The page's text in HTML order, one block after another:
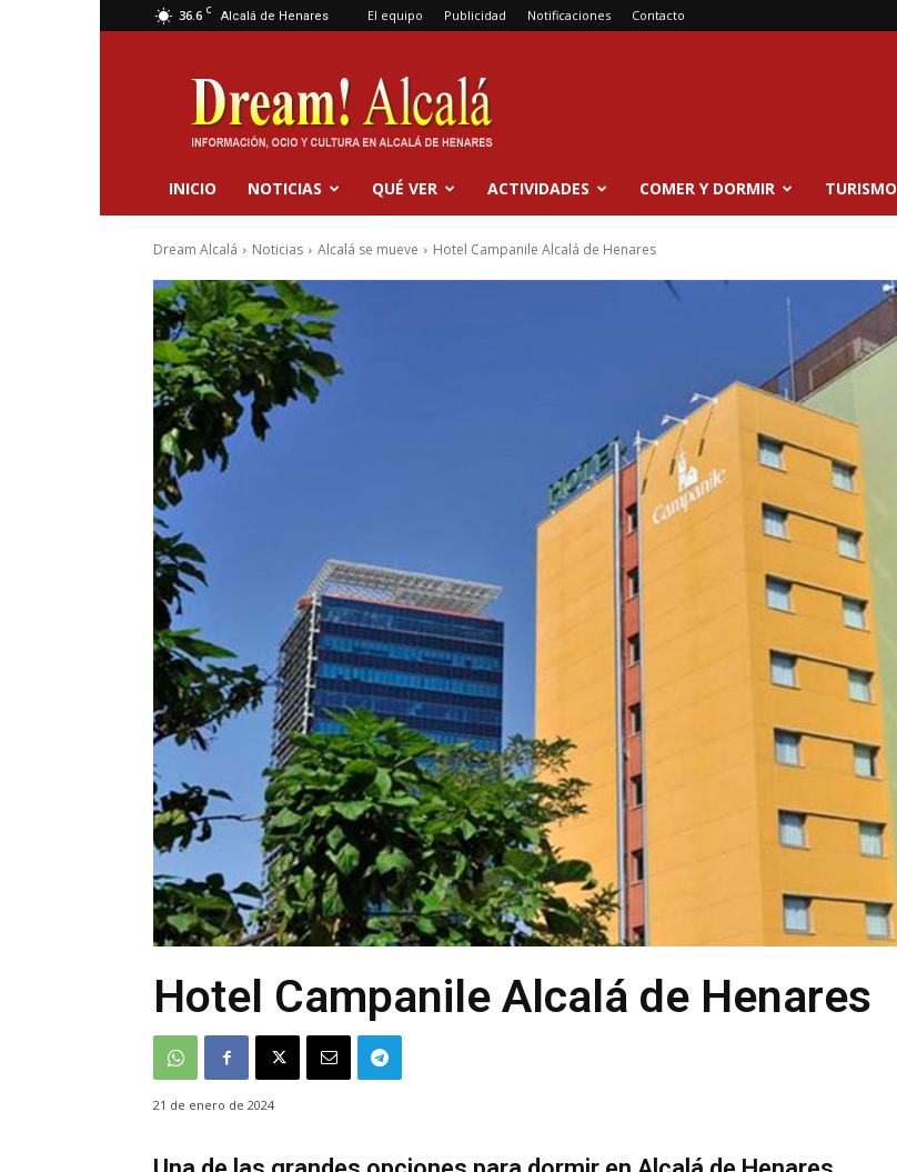
36.6 C Alcalá de Henares El equipo Publicidad Notificaciones Contacto
Dream
Alcalá
INICIO NOTICIAS QUÉ VER ACTIVIDADES COMER Y DORMIR TURISMO
Dream Alcalá Noticias Alcalá se mueve Hotel Campanile Alcalá de Henares
Hotel Campanile Alcalá de Henares
21 de enero de 2024